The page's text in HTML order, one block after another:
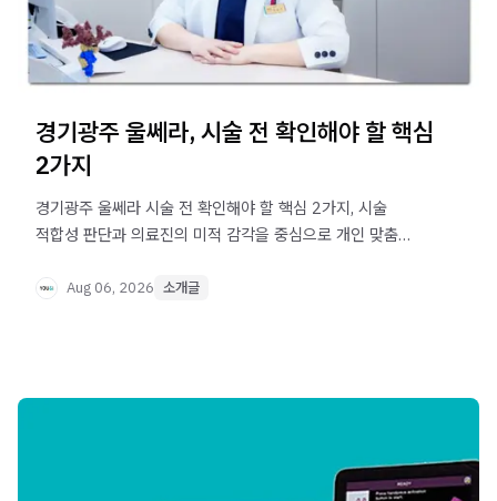
경기광주 울쎄라, 시술 전 확인해야 할 핵심
2가지
경기광주 울쎄라 시술 전 확인해야 할 핵심 2가지, 시술
적합성 판단과 의료진의 미적 감각을 중심으로 개인 맞춤
Aug 06, 2026 소개글